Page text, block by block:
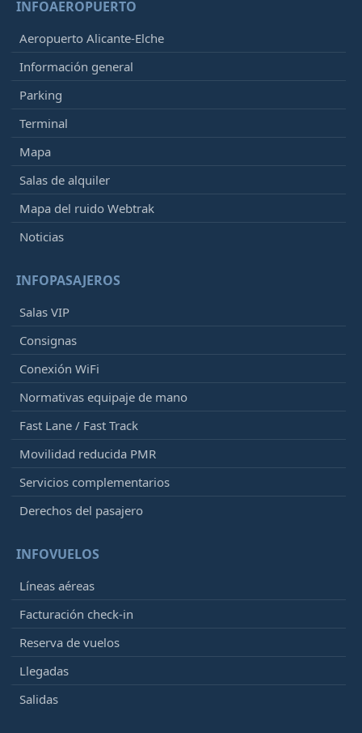
INFOAEROPUERTO
Aeropuerto Alicante-Elche
Información general
Parking
Terminal
Mapa
Salas de alquiler
Mapa del ruido Webtrak
Noticias
INFOPASAJEROS
Salas VIP
Consignas
Conexión WiFi
Normativas equipaje de mano
Fast Lane / Fast Track
Movilidad reducida PMR
Servicios complementarios
Derechos del pasajero
INFOVUELOS
Líneas aéreas
Facturación check-in
Reserva de vuelos
Llegadas
Salidas